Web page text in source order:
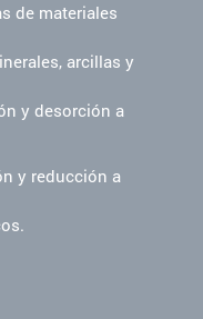
de materiales
arcillas y
y desorción a
y reducción a